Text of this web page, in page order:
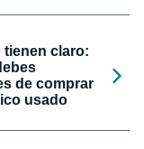
tienen claro:
de comprar
usado